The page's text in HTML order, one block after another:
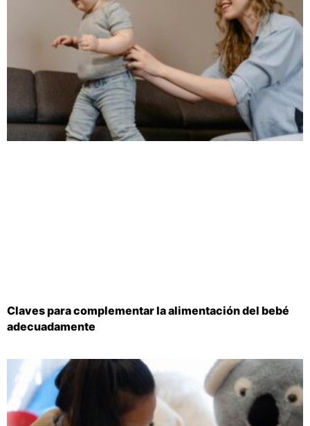
Claves para complementar la alimentación del bebé
adecuadamente